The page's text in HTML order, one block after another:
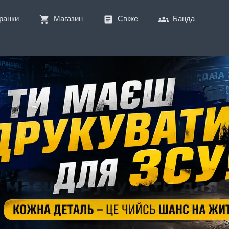
shopping_cart Магазин article Свіже groups Банда